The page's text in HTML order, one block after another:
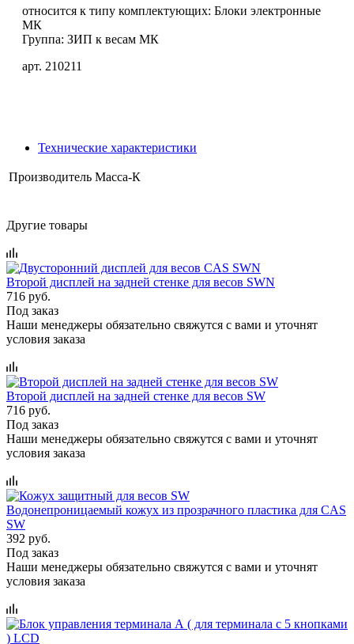
относится к типу комплектующих: Блоки электронные
МК
Группа: ЗИП к весам МК
арт. 210211
Технические характеристики
Производитель Масса-К
Другие товары
Второй дисплей на задней стенке для весов SWN
716 руб.
Под заказ
Наши менеджеры обязательно свяжутся с вами и уточнят
условия заказа
Второй дисплей на задней стенке для весов SW
716 руб.
Под заказ
Наши менеджеры обязательно свяжутся с вами и уточнят
условия заказа
Водонепроницаемый кожух из прозрачного пластика для CAS
SW
392 руб.
Под заказ
Наши менеджеры обязательно свяжутся с вами и уточнят
условия заказа